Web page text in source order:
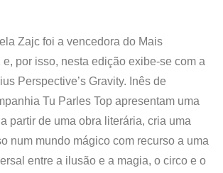
Zajc foi a vencedora do Mais
e, por isso, nesta edição exibe-se com a
Perspective’s Gravity. Inês de
Tu Parles Top apresentam uma
partir de uma obra literária, cria uma
num mundo mágico com recurso a uma
entre a ilusão e a magia, o circo e o